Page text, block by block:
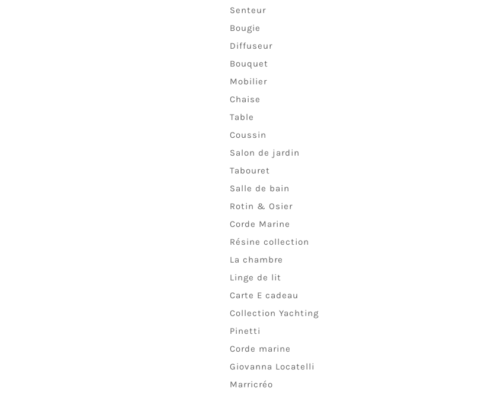
Senteur
Bougie
Diffuseur
Bouquet
Mobilier
Chaise
Table
Coussin
Salon de jardin
Tabouret
Salle de bain
Rotin & Osier
Corde Marine
Résine collection
La chambre
Linge de lit
Carte E cadeau
Collection Yachting
Pinetti
Corde marine
Giovanna Locatelli
Marricréo